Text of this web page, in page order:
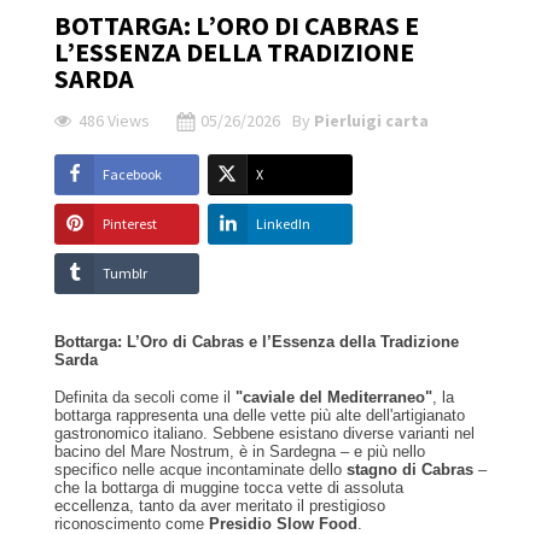
BOTTARGA: L’ORO DI CABRAS E
L’ESSENZA DELLA TRADIZIONE
SARDA
486 Views 05/26/2026 By Pierluigi carta
Facebook X
Pinterest LinkedIn
Tumblr
Bottarga: L’Oro di Cabras e l’Essenza della Tradizione
Sarda
Definita da secoli come il "caviale del Mediterraneo" , la
bottarga rappresenta una delle vette più alte dell'artigianato
gastronomico italiano. Sebbene esistano diverse varianti nel
bacino del Mare Nostrum, è in Sardegna – e più nello
specifico nelle acque incontaminate dello stagno di Cabras –
che la bottarga di muggine tocca vette di assoluta
eccellenza, tanto da aver meritato il prestigioso
riconoscimento come Presidio Slow Food